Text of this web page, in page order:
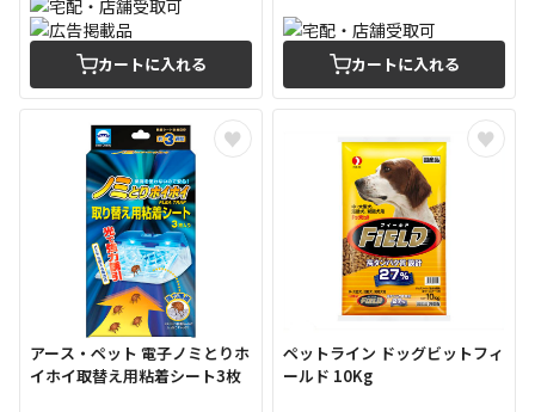
カートに入れる カートに入れる
アース・ペット 電子ノミとりホ
イホイ取替え用粘着シート3枚
ペットライン ドッグビットフィ
ールド 10Kg